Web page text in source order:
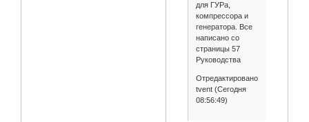
для ГУРа,
компрессора и
генератора. Все
написано со
страницы 57
Руководства
Отредактировано
tvent (Сегодня
08:56:49)